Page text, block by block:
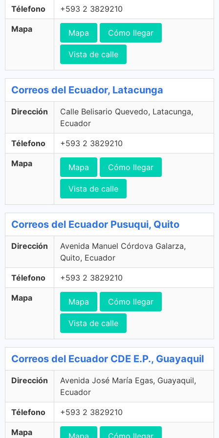
Télefono +593 2 3829210
Mapa Mapa Cómo llegar
Vista de calle
Correos del Ecuador, Latacunga
Dirección
Calle Belisario Quevedo, Latacunga,
Ecuador
Télefono +593 2 3829210
Mapa Mapa Cómo llegar
Vista de calle
Correos del Ecuador Pusuqui, Quito
Dirección
Avenida Manuel Córdova Galarza,
Quito, Ecuador
Télefono +593 2 3829210
Mapa Mapa Cómo llegar
Vista de calle
Correos del Ecuador CDE E.P., Guayaquil
Dirección
Avenida José María Egas, Guayaquil,
Ecuador
Télefono +593 2 3829210
Mapa Mapa Cómo llegar